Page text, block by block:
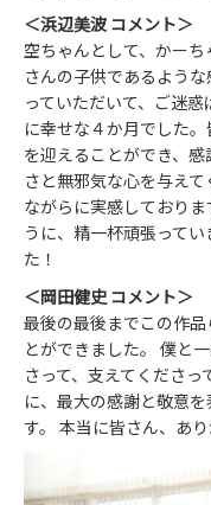
＜浜辺美波 コメント＞
空ちゃんとして、かー
さんの子供であるよう
っていただいて、ご迷
に幸せな４か月でした
を迎えることができ、
さと無邪気な心を与え
ながらに実感しており
うに、精一杯頑張って
た！
＜岡田健史 コメント＞
最後の最後までこの作
とができました。 僕と
さって、支えてくださ
に、最大の感謝と敬意
す。 本当に皆さん、あ